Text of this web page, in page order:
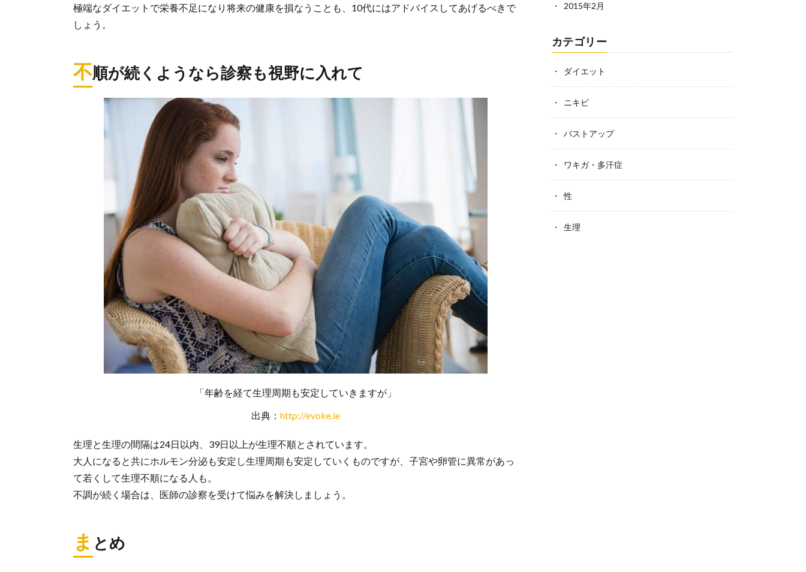
極端なダイエットで栄養不足になり将来の健康を損なうことも、10代にはアドバイスしてあげるべきで
しょう。
不順が続くようなら診察も視野に入れて
「年齢を経て生理周期も安定していきますが」
出典：http://evoke.ie
生理と生理の間隔は24日以内、39日以上が生理不順とされています。
大人になると共にホルモン分泌も安定し生理周期も安定していくものですが、子宮や卵管に異常があっ
て若くして生理不順になる人も。
不調が続く場合は、医師の診察を受けて悩みを解決しましょう。
ま とめ
2015年2月
カテゴリー
ダイエット
ニキビ
バストアップ
ワキガ・多汗症
性
生理